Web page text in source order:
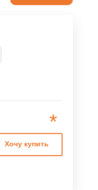
*
Хочу купить